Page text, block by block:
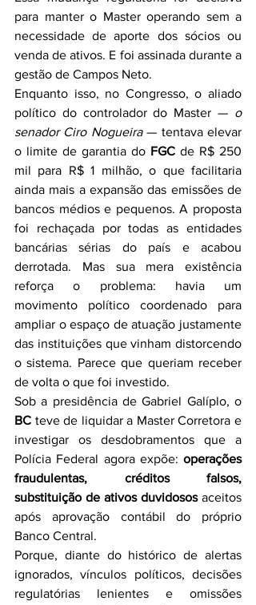
para manter o Master operando sem a
necessidade de aporte dos sócios ou
venda de ativos. E foi assinada durante a
gestão de Campos Neto.
Enquanto isso, no Congresso, o aliado
político do controlador do Master — o
senador Ciro Nogueira — tentava elevar
o limite de garantia do FGC de R$ 250
mil para R$ 1 milhão, o que facilitaria
ainda mais a expansão das emissões de
bancos médios e pequenos. A proposta
foi rechaçada por todas as entidades
bancárias sérias do país e acabou
derrotada. Mas sua mera existência
reforça o problema: havia um
movimento político coordenado para
ampliar o espaço de atuação justamente
das instituições que vinham distorcendo
o sistema. Parece que queriam receber
de volta o que foi investido.
BC teve de liquidar a Master Corretora e
investigar os desdobramentos que a
Polícia Federal agora expõe: operações
fraudulentas, créditos falsos,
substituição de ativos duvidosos aceitos
após aprovação contábil do próprio
Banco Central.
Porque, diante do histórico de alertas
ignorados, vínculos políticos, decisões
regulatórias lenientes e omissões